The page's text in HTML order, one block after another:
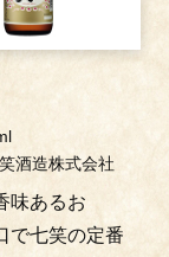
酒造株式会社
味あるお
七笑の定番